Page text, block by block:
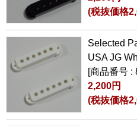
(税抜価格
Selected
USA JG
[商品番号 :
2,200円
(税抜価格